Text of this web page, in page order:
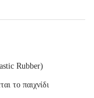
Rubber)
το παιχνίδι